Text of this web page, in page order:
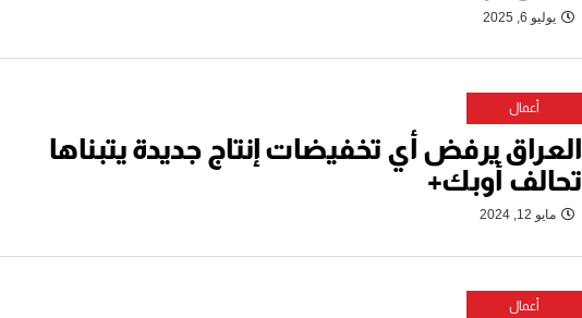
يوليو 6, 2025
أعمال
العراق يرفض أي تخفيضات إنتاج جديدة يتبناها
تحالف أوبك+
مايو 12, 2024
أعمال